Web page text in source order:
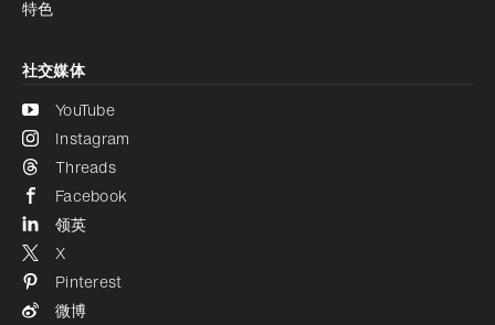
特色
社交媒体
YouTube
Instagram
Threads
Facebook
领英
X
Pinterest
微博